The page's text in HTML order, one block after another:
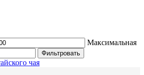
Максимальная
Фильтровать